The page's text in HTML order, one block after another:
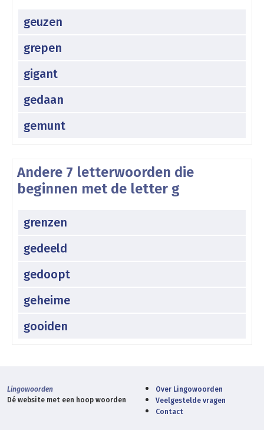
geuzen
grepen
gigant
gedaan
gemunt
Andere 7 letterwoorden die
beginnen met de letter g
grenzen
gedeeld
gedoopt
geheime
gooiden
Lingowoorden
Dé website met een hoop woorden
Over Lingowoorden
Veelgestelde vragen
Contact